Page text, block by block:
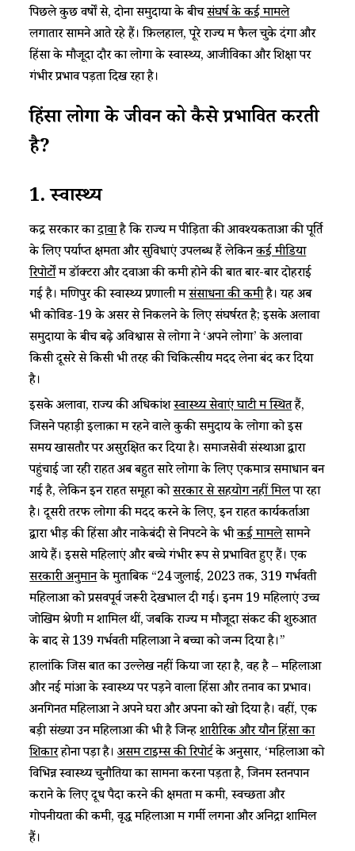
पिछले कुछ वर्षों से, दोनों समुदायों के बीचसंघर्ष के कई मामले
लगातार सामने आते रहे हैं। फ़िलहाल, पूरे राज्य में फैल चुके दंगों और
हिंसा के मौजूदा दौर का लोगों के स्वास्थ्य, आजीविका और शिक्षा पर
गंभीर प्रभाव पड़ता दिख रहा है।
हिंसा लोगों के जीवन को कैसे प्रभावित करती
है?
1.स्वास्थ्य
केंद्र सरकार कादावाहै कि राज्य में पीड़ितों की आवश्यकताओं की पूर्ति
के लिए पर्याप्त क्षमता और सुविधाएं उपलब्ध हैं लेकिनकई मीडिया
रिपोर्टोंमें डॉक्टरों और दवाओं की कमी होने की बात बार-बार दोहराई
गई है। मणिपुर की स्वास्थ्य प्रणाली मेंसंसाधनों की कमीहै। यह अब
भी कोविड-19 के असर से निकलने के लिए संघर्षरत है; इसके अलावा
समुदायों के बीच बढ़े अविश्वास से लोगों ने ‘अपने लोगों’ के अलावा
किसी दूसरे से किसी भी तरह की चिकित्सीय मदद लेना बंद कर दिया
है।
इसके अलावा, राज्य की अधिकांशस्वास्थ्य सेवाएं घाटी में स्थितहैं,
जिसने पहाड़ी इलाक़ों में रहने वाले कुकी समुदाय के लोगों को इस
समय खासतौर पर असुरक्षित कर दिया है। समाजसेवी संस्थाओं द्वारा
पहुंचाई जा रही राहत अब बहुत सारे लोगों के लिए एकमात्र समाधान बन
गई है, लेकिन इन राहत समूहों कोसरकार से सहयोग नहीं मिलपा रहा
है। दूसरी तरफ लोगों की मदद करने के लिए, इन राहत कार्यकर्ताओं
द्वारा भीड़ की हिंसा और नाकेबंदी से निपटने के भीकई मामलेसामने
आये हैं। इससे महिलाएं और बच्चे गंभीर रूप से प्रभावित हुए हैं। एक
सरकारी अनुमानके मुताबिक “24 जुलाई, 2023 तक, 319 गर्भवती
महिलाओं को प्रसवपूर्व जरूरी देखभाल दी गई। इनमें 19 महिलाएं उच्च
जोखिम श्रेणी में शामिल थीं, जबकि राज्य में मौजूदा संकट की शुरुआत
के बाद से 139 गर्भवती महिलाओं ने बच्चों को जन्म दिया है।”
हालांकि जिस बात का उल्लेख नहीं किया जा रहा है, वह है – महिलाओं
और नई मांओं के स्वास्थ्य पर पड़ने वाला हिंसा और तनाव का प्रभाव।
अनगिनत महिलाओं ने अपने घरों और अपनों को खो दिया है। वहीं, एक
बड़ी संख्या उन महिलाओं की भी है जिन्हेंशारीरिक और यौन हिंसा का
शिकारहोना पड़ा है।असम टाइम्स की रिपोर्टके अनुसार, ‘महिलाओं को
विभिन्न स्वास्थ्य चुनौतियों का सामना करना पड़ता है, जिनमें स्तनपान
कराने के लिए दूध पैदा करने की क्षमता में कमी, स्वच्छता और
गोपनीयता की कमी, वृद्ध महिलाओं में गर्मी लगना और अनिद्रा शामिल
हैं।